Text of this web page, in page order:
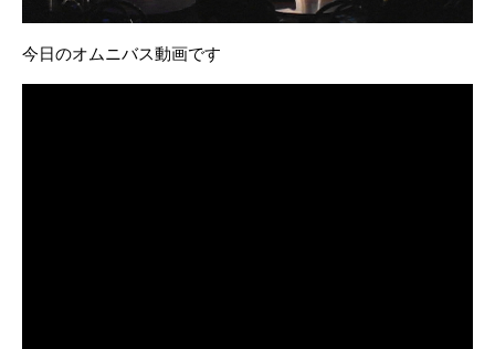
今日のオムニバス動画です